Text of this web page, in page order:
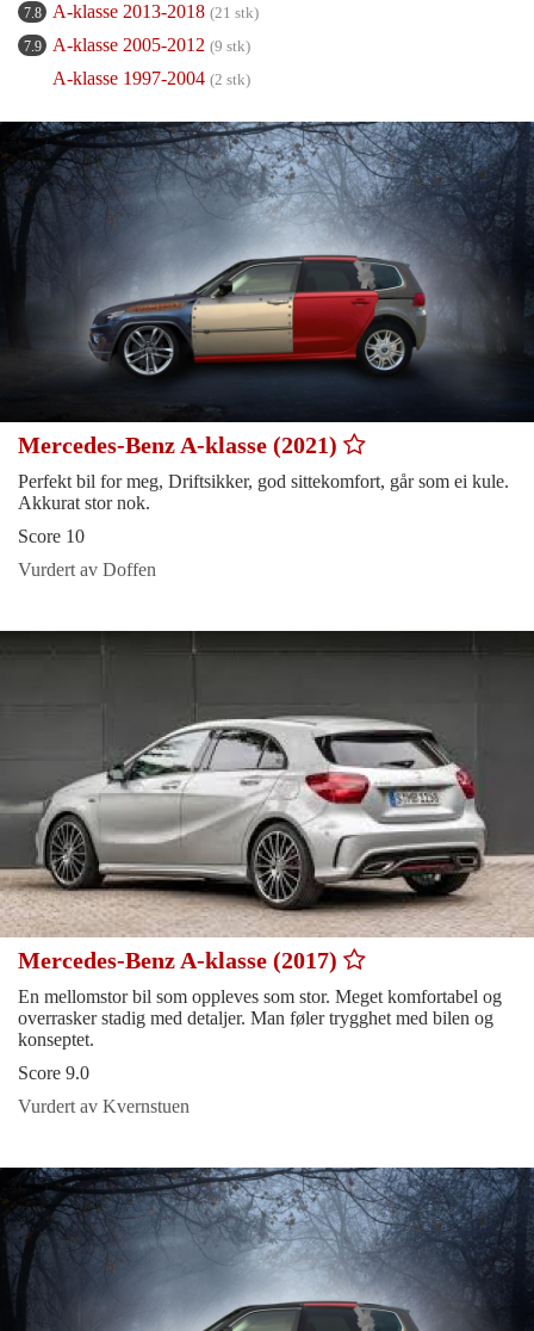
7.8 A-klasse 2013-2018 (21 stk)
7.9 A-klasse 2005-2012 (9 stk)
A-klasse 1997-2004 (2 stk)
Mercedes-Benz A-klasse (2021)
Perfekt bil for meg, Driftsikker, god sittekomfort, går som ei kule.
Akkurat stor nok.
Score 10
Vurdert av Doffen
Mercedes-Benz A-klasse (2017)
En mellomstor bil som oppleves som stor. Meget komfortabel og
overrasker stadig med detaljer. Man føler trygghet med bilen og
konseptet.
Score 9.0
Vurdert av Kvernstuen